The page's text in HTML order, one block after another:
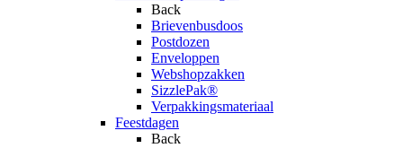
Back
Brievenbusdoos
Postdozen
Enveloppen
Webshopzakken
SizzlePak®
Verpakkingsmateriaal
Feestdagen
Back